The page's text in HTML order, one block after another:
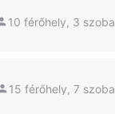
10 férőhely, 3 szoba
15 férőhely, 7 szoba